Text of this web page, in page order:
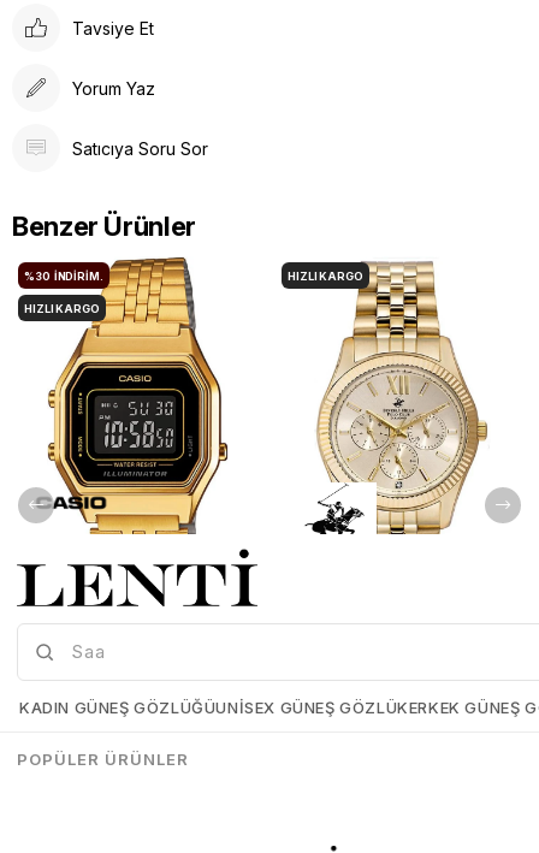
Tavsiye Et
Yorum Yaz
Satıcıya Soru Sor
Benzer Ürünler
Casio-LA680WGA-1BDF
₺3.737,30
₺5.339,00
%30 İNDIRIM.
HIZLI KARGO
BP3082C-110
HIZLI KARGO
KADIN GÜNEŞ GÖZLÜĞÜUNISEX GÜNEŞ GÖZLÜKERKEK GÜNEŞ
POPÜLER ÜRÜNLER